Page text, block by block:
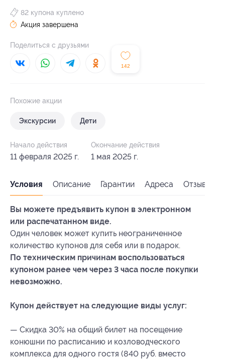
142
82 купона куплено
Акция завершена
Поделиться с друзьями
Похожие акции
Экскурсии Дети
Начало действия
11 февраля 2025 г.
Окончание действия
1 мая 2025 г.
Условия Описание Гарантии Адреса Отзывы
Вы можете предъявить купон в электронном
или распечатанном виде.
Один человек может купить неограниченное
количество купонов для себя или в подарок.
По техническим причинам воспользоваться
купоном ранее чем через 3 часа после покупки
невозможно.
Купон действует на следующие виды услуг:
— Скидка 30% на общий билет на посещение
конюшни по расписанию и козловодческого
комплекса для одного гостя (840 руб. вместо